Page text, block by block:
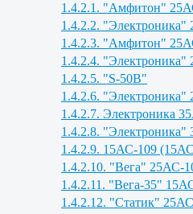
1.4.2.1. "Амфитон"
1.4.2.2. "Электроника"
1.4.2.3. "Амфитон"
1.4.2.4. "Электроника"
1.4.2.5. "S-50B"
1.4.2.6. "Электроника"
1.4.2.7. Электроника
1.4.2.8. "Электроника"
1.4.2.9. 15АС-109
1.4.2.10. "Вега" 25АС-
1.4.2.11. "Вега-35"
1.4.2.12. "Статик"